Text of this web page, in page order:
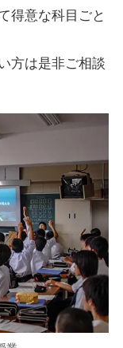
得意な科目ごと
方は是非ご相談